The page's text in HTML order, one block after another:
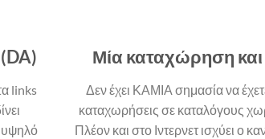
links
υψηλό
Μία καταχώρηση
Δεν έχει ΚΑΜΙΑ σημασία να
καταχωρήσεις σε καταλόγους
Πλέον και στο Ιντερνετ ισχύει ο